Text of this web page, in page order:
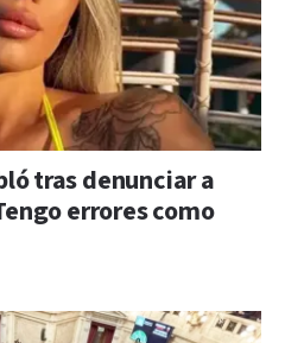
tras denunciar a
errores como